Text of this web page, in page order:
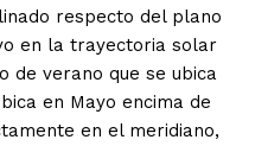
respecto del plano
en la trayectoria solar
de verano que se ubica
en Mayo encima de
en el meridiano,